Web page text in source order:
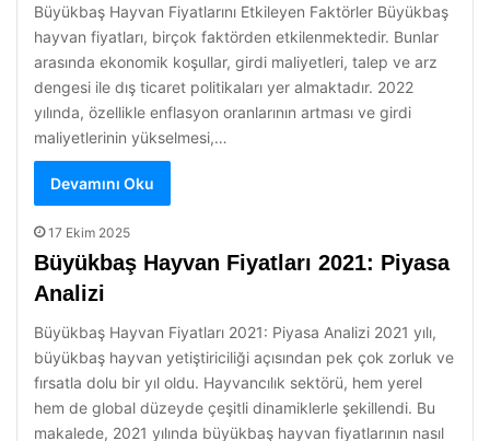
Büyükbaş Hayvan Fiyatlarını Etkileyen Faktörler Büyükbaş
hayvan fiyatları, birçok faktörden etkilenmektedir. Bunlar
arasında ekonomik koşullar, girdi maliyetleri, talep ve arz
dengesi ile dış ticaret politikaları yer almaktadır. 2022
yılında, özellikle enflasyon oranlarının artması ve girdi
maliyetlerinin yükselmesi,…
Devamını Oku
17 Ekim 2025
Büyükbaş Hayvan Fiyatları 2021: Piyasa
Analizi
Büyükbaş Hayvan Fiyatları 2021: Piyasa Analizi 2021 yılı,
büyükbaş hayvan yetiştiriciliği açısından pek çok zorluk ve
fırsatla dolu bir yıl oldu. Hayvancılık sektörü, hem yerel
hem de global düzeyde çeşitli dinamiklerle şekillendi. Bu
makalede, 2021 yılında büyükbaş hayvan fiyatlarının nasıl